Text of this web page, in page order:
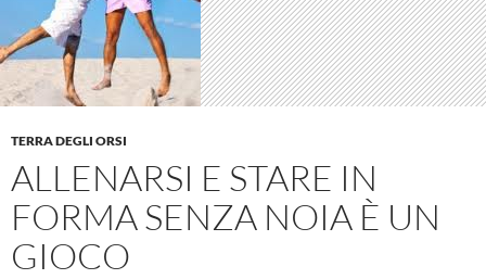
TERRA DEGLI ORSI
ALLENARSI E STARE IN
FORMA SENZA NOIA È UN
GIOCO